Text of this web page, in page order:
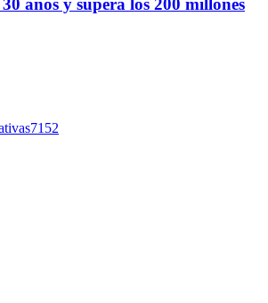
años y supera los 200 millones
7152